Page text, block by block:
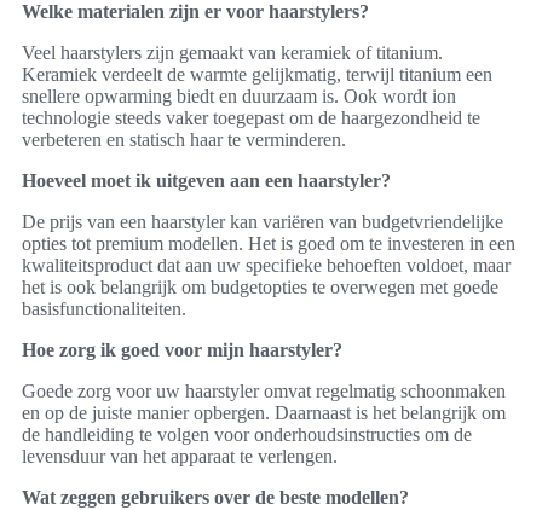
Welke materialen zijn er voor haarstylers?
Veel haarstylers zijn gemaakt van keramiek of titanium.
Keramiek verdeelt de warmte gelijkmatig, terwijl titanium een
snellere opwarming biedt en duurzaam is. Ook wordt ion
technologie steeds vaker toegepast om de haargezondheid te
verbeteren en statisch haar te verminderen.
Hoeveel moet ik uitgeven aan een haarstyler?
De prijs van een haarstyler kan variëren van budgetvriendelijke
opties tot premium modellen. Het is goed om te investeren in een
kwaliteitsproduct dat aan uw specifieke behoeften voldoet, maar
het is ook belangrijk om budgetopties te overwegen met goede
basisfunctionaliteiten.
Hoe zorg ik goed voor mijn haarstyler?
Goede zorg voor uw haarstyler omvat regelmatig schoonmaken
en op de juiste manier opbergen. Daarnaast is het belangrijk om
de handleiding te volgen voor onderhoudsinstructies om de
levensduur van het apparaat te verlengen.
Wat zeggen gebruikers over de beste modellen?